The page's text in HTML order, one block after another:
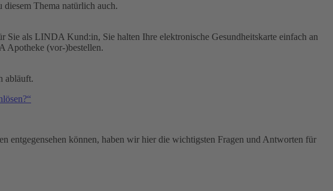
Thema natürlich auch.
Sie als LINDA Kund:in, Sie halten Ihre elektronische Gesundheitskarte einfach an
Apotheke (vor-)bestellen.
abläuft.
entgegensehen können, haben wir hier die wichtigsten Fragen und Antworten für